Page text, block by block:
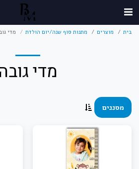
בית מוצרים מתנות סוף שנה/יום הולדת מדי
מדי גובה
מסננים